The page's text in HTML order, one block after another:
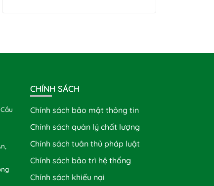
CHÍNH SÁCH
Chính sách bảo mật thông tin
Chính sách quản lý chất lượng
Chính sách tuân thủ pháp luật
Chính sách bảo trì hệ thống
Chính sách khiếu nại